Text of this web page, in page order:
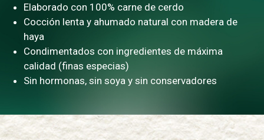
Elaborado con 100% carne de cerdo
Cocción lenta y ahumado natural con madera de
haya
Condimentados con ingredientes de máxima
calidad (finas especias)
Sin hormonas, sin soya y sin conservadores